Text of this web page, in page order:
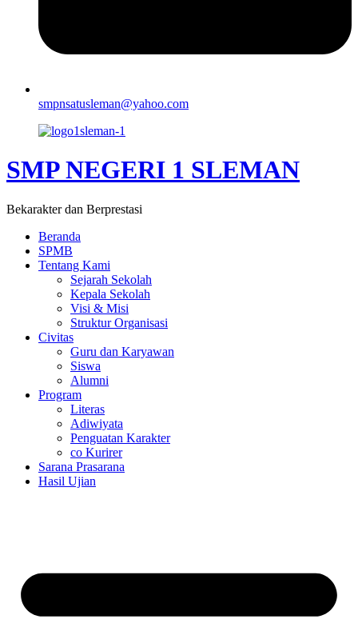
smpnsatusleman@yahoo.com
SMP NEGERI 1 SLEMAN
Bekarakter dan Berprestasi
Beranda
SPMB
Tentang Kami
Sejarah Sekolah
Kepala Sekolah
Visi & Misi
Struktur Organisasi
Civitas
Guru dan Karyawan
Siswa
Alumni
Program
Literas
Adiwiyata
Penguatan Karakter
co Kurirer
Sarana Prasarana
Hasil Ujian